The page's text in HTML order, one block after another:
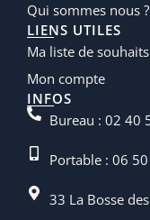
Qui sommes nous ?
LIENS UTILES
Ma liste de souhaits
Mon compte
INFOS
Bureau : 02 40
Portable : 06
33 La Bosse